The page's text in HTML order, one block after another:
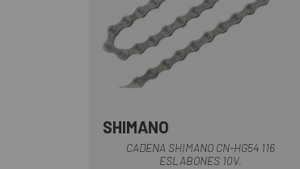
SHIMANO
CADENA SHIMANO CN-HG54 116
ESLABONES 10V.